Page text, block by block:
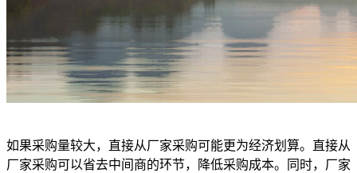
如果采购量较大，直接从厂家采购可能更为经济划算。直接从
厂家采购可以省去中间商的环节，降低采购成本。同时，厂家